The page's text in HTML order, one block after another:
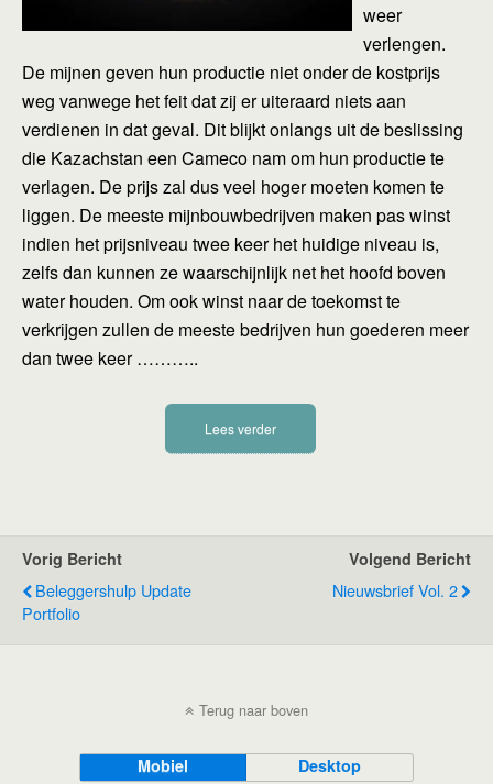
weer
verlengen.
De mijnen geven hun productie niet onder de kostprijs
weg vanwege het feit dat zij er uiteraard niets aan
verdienen in dat geval. Dit blijkt onlangs uit de beslissing
die Kazachstan een Cameco nam om hun productie te
verlagen. De prijs zal dus veel hoger moeten komen te
liggen. De meeste mijnbouwbedrijven maken pas winst
indien het prijsniveau twee keer het huidige niveau is,
zelfs dan kunnen ze waarschijnlijk net het hoofd boven
water houden. Om ook winst naar de toekomst te
verkrijgen zullen de meeste bedrijven hun goederen meer
dan twee keer ………..
Lees verder
Vorig Bericht
Beleggershulp Update
Portfolio
Volgend Bericht
Nieuwsbrief Vol. 2
Terug naar boven
Mobiel Desktop